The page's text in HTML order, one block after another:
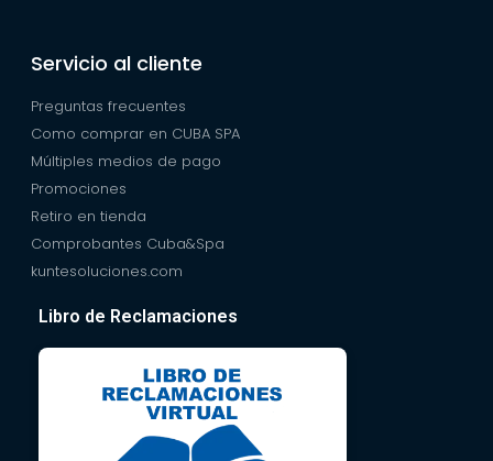
Servicio al cliente
Preguntas frecuentes
Como comprar en CUBA SPA
Múltiples medios de pago
Promociones
Retiro en tienda
Comprobantes Cuba&Spa
kuntesoluciones.com
Libro de Reclamaciones